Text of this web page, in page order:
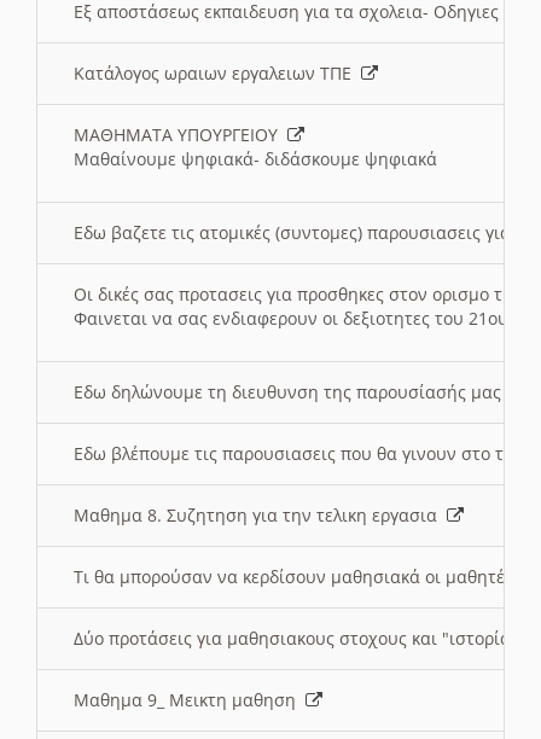
Εξ αποστάσεως εκπαιδευση για τα σχολεια- Οδηγιες
Κατάλογος ωραιων εργαλειων ΤΠΕ
ΜΑΘΗΜΑΤΑ ΥΠΟΥΡΓΕΙΟΥ
Μαθαίνουμε ψηφιακά- διδάσκουμε ψηφιακά
Εδω βαζετε τις ατομικές (συντομες) παρουσιασεις για
Οι δικές σας προτασεις για προσθηκες στον ορισμο
Φαινεται να σας ενδιαφερουν οι δεξιοτητες του 21ου
Εδω δηλώνουμε τη διευθυνση της παρουσίασής μας
Εδω βλέπουμε τις παρουσιασεις που θα γινουν στο
Μαθημα 8. Συζητηση για την τελικη εργασια
Τι θα μπορούσαν να κερδίσουν μαθησιακά οι μαθητές/
Δύο προτάσεις για μαθησιακους στοχους και "ιστορία"
Μαθημα 9_ Μεικτη μαθηση